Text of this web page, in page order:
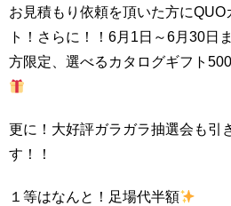
お見積もり依頼を頂いた方に
ト！さらに！！6月1日～6月30日
方限定、選べるカタログギフト
更に！大好評ガラガラ抽選会も引
す！！
１等はなんと！足場代半額